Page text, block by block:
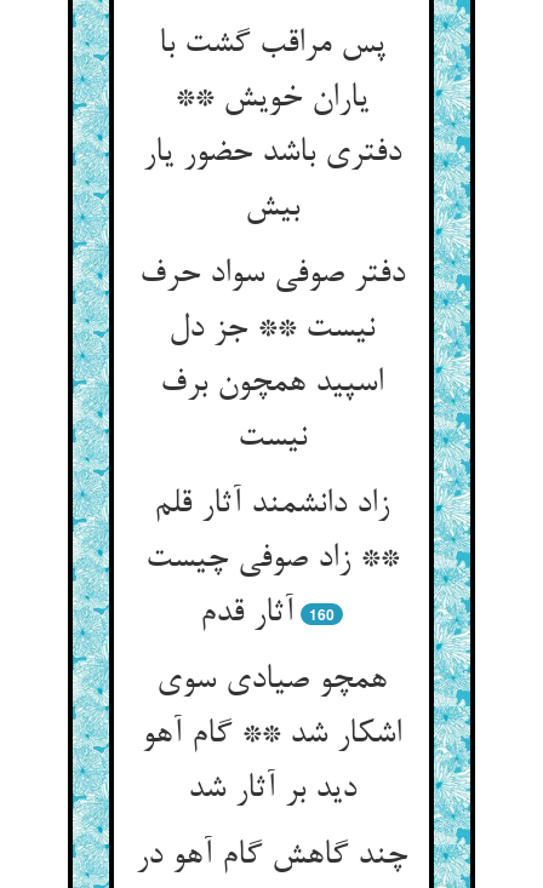
پس مراقب گشت با
یاران خویش **
دفتری باشد حضور یار
بیش‏
دفتر صوفی سواد حرف
نیست ** جز دل
اسپید همچون برف
نیست‏
زاد دانشمند آثار قلم
** زاد صوفی چیست
آثار قدم‏
160
همچو صیادی سوی
اشکار شد ** گام آهو
دید بر آثار شد
چند گاهش گام آهو در